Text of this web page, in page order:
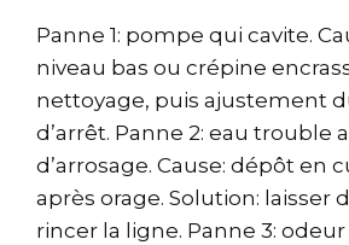
Panne 1: pompe qui cavite.
niveau bas ou crépine
nettoyage, puis ajustement
d’arrêt. Panne 2: eau trouble
d’arrosage. Cause: dépôt en
après orage. Solution: laisser
rincer la ligne. Panne 3: odeur